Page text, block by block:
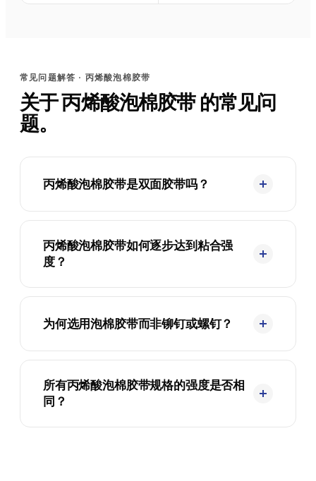
常见问题解答 · 丙烯酸泡棉胶带
关于 丙烯酸泡棉胶带 的常见问
题。
丙烯酸泡棉胶带是双面胶带吗？
丙烯酸泡棉胶带如何逐步达到粘合强
度？
为何选用泡棉胶带而非铆钉或螺钉？
所有丙烯酸泡棉胶带规格的强度是否相
同？